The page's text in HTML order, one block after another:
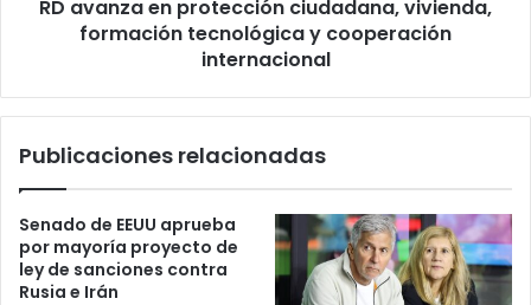
cooperación
internacional
RD avanza en protección ciudadana, vivienda,
formación tecnológica y cooperación
internacional
Publicaciones relacionadas
Senado de EEUU aprueba
por mayoría proyecto de
ley de sanciones contra
Rusia e Irán